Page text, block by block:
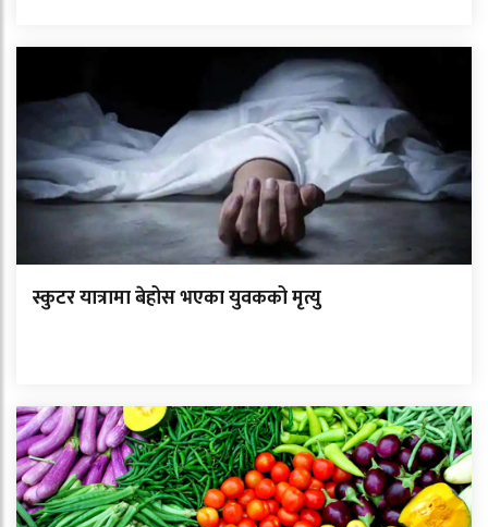
स्कुटर यात्रामा बेहोस भएका युवकको मृत्यु